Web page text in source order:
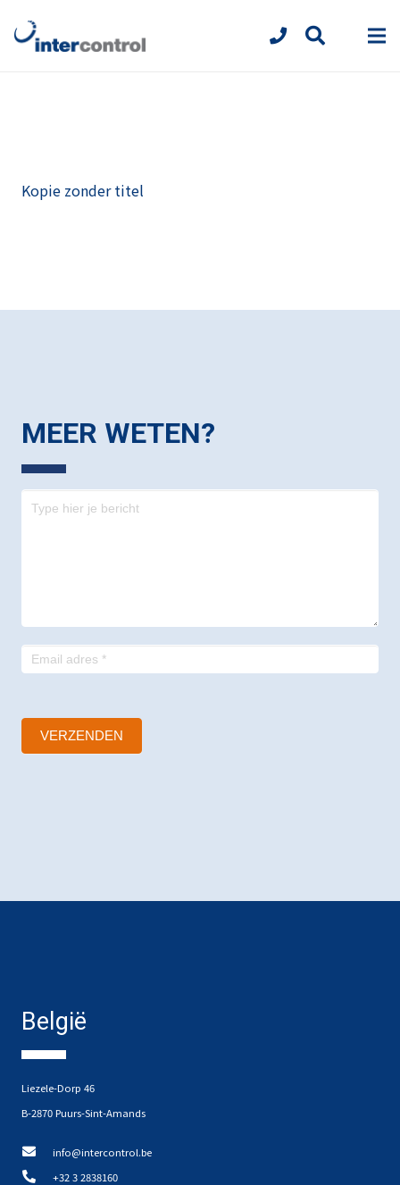
Kopie zonder titel
MEER WETEN?
Contact
VERZENDEN
België
Liezele-Dorp 46
B-2870 Puurs-Sint-Amands
info@intercontrol.be
+32 3 2838160